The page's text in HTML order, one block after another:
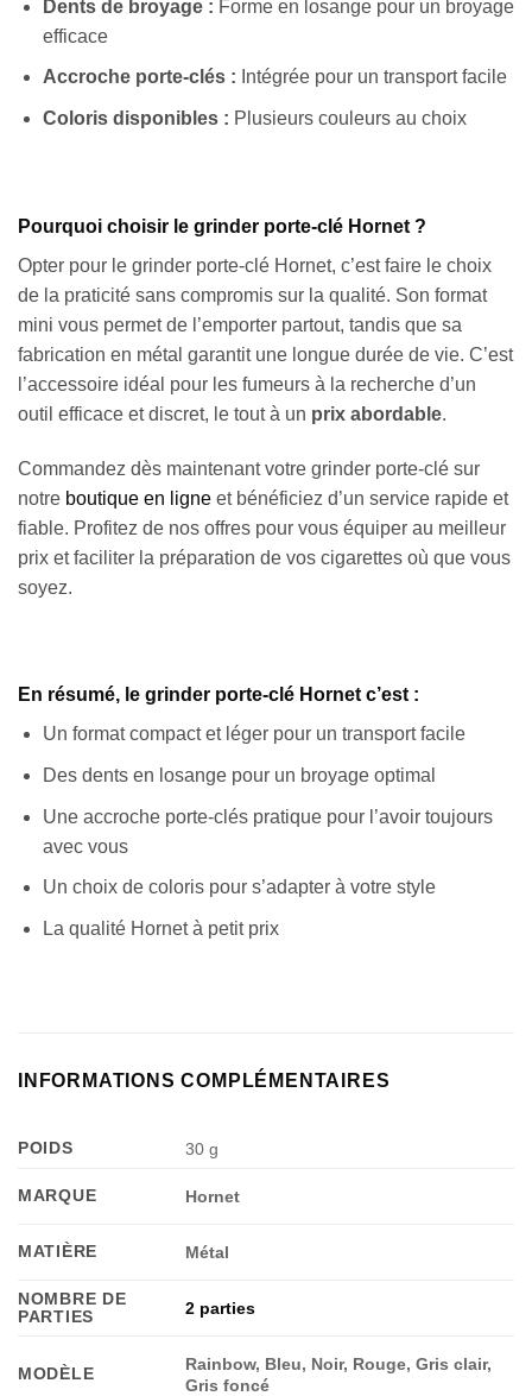
Dents de broyage : Forme en losange pour un broyage
efficace
Accroche porte-clés : Intégrée pour un transport facile
Coloris disponibles : Plusieurs couleurs au choix
Pourquoi choisir le grinder porte-clé Hornet ?
Opter pour le grinder porte-clé Hornet, c’est faire le choix
de la praticité sans compromis sur la qualité. Son format
mini vous permet de l’emporter partout, tandis que sa
fabrication en métal garantit une longue durée de vie. C’est
l’accessoire idéal pour les fumeurs à la recherche d’un
outil efficace et discret, le tout à un prix abordable.
Commandez dès maintenant votre grinder porte-clé sur
notre boutique en ligne et bénéficiez d’un service rapide et
fiable. Profitez de nos offres pour vous équiper au meilleur
prix et faciliter la préparation de vos cigarettes où que vous
soyez.
En résumé, le grinder porte-clé Hornet c’est :
Un format compact et léger pour un transport facile
Des dents en losange pour un broyage optimal
Une accroche porte-clés pratique pour l’avoir toujours
avec vous
Un choix de coloris pour s’adapter à votre style
La qualité Hornet à petit prix
INFORMATIONS COMPLÉMENTAIRES
POIDS 30 g
MARQUE Hornet
MATIÈRE Métal
NOMBRE DE
PARTIES
2 parties
MODÈLE
Rainbow, Bleu, Noir, Rouge, Gris clair,
Gris foncé